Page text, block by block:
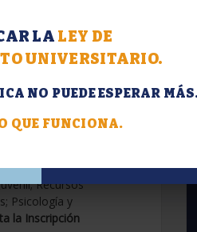
LA LEY DE
UNIVERSITARIO.
NO PUEDE ESPERAR
QUE FUNCIONA.
en el
Recursos
Psicología y
la Inscripción